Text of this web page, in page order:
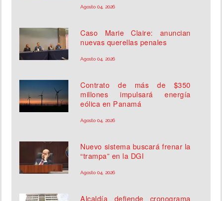
Agosto 04, 2026
Caso Marie Claire: anuncian
nuevas querellas penales
Agosto 04, 2026
Contrato de más de $350
millones impulsará energía
eólica en Panamá
Agosto 04, 2026
Nuevo sistema buscará frenar la
“trampa” en la DGI
Agosto 04, 2026
Alcaldía defiende cronograma